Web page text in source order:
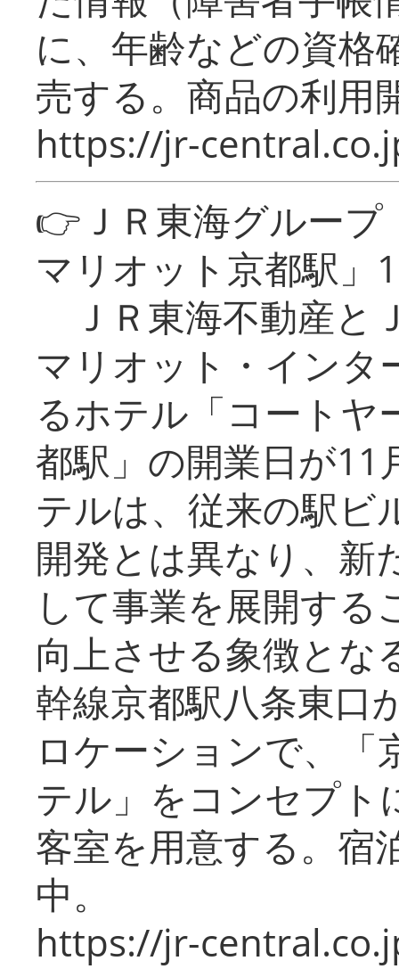
に、年齢などの資格
売する。商品の利用
https://jr-
👉ＪＲ東海グルー
マリオット京都駅」
ＪＲ東海不動産と
マリオット・インタ
るホテル「コートヤ
都駅」の開業日が11
テルは、従来の駅ビ
開発とは異なり、新
して事業を展開する
向上させる象徴とな
幹線京都駅八条東口
ロケーションで、「
テル」をコンセプト
客室を用意する。宿
中。
https://jr-